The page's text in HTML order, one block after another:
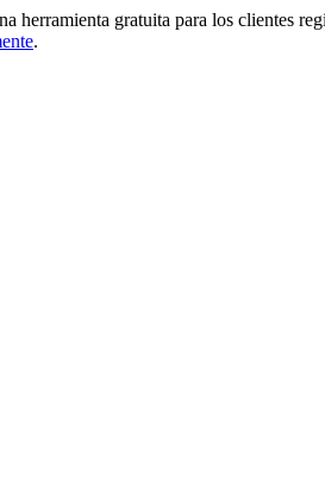
herramienta gratuita para los clientes
.